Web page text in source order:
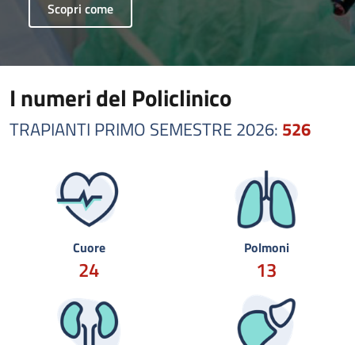
Scopri come
I numeri del Policlinico
TRAPIANTI PRIMO SEMESTRE 2026: 526
Cuore
24
Polmoni
13